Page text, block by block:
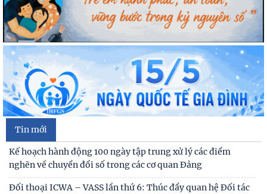
Tin mới
Kế hoạch hành động 100 ngày tập trung xử lý các điểm
nghẽn về chuyển đổi số trong các cơ quan Đảng
Đối thoại ICWA – VASS lần thứ 6: Thúc đẩy quan hệ Đối tác